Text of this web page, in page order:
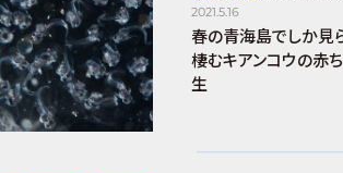
2021.5.16
春の青海島でしか見
棲むキアンコウの赤
生